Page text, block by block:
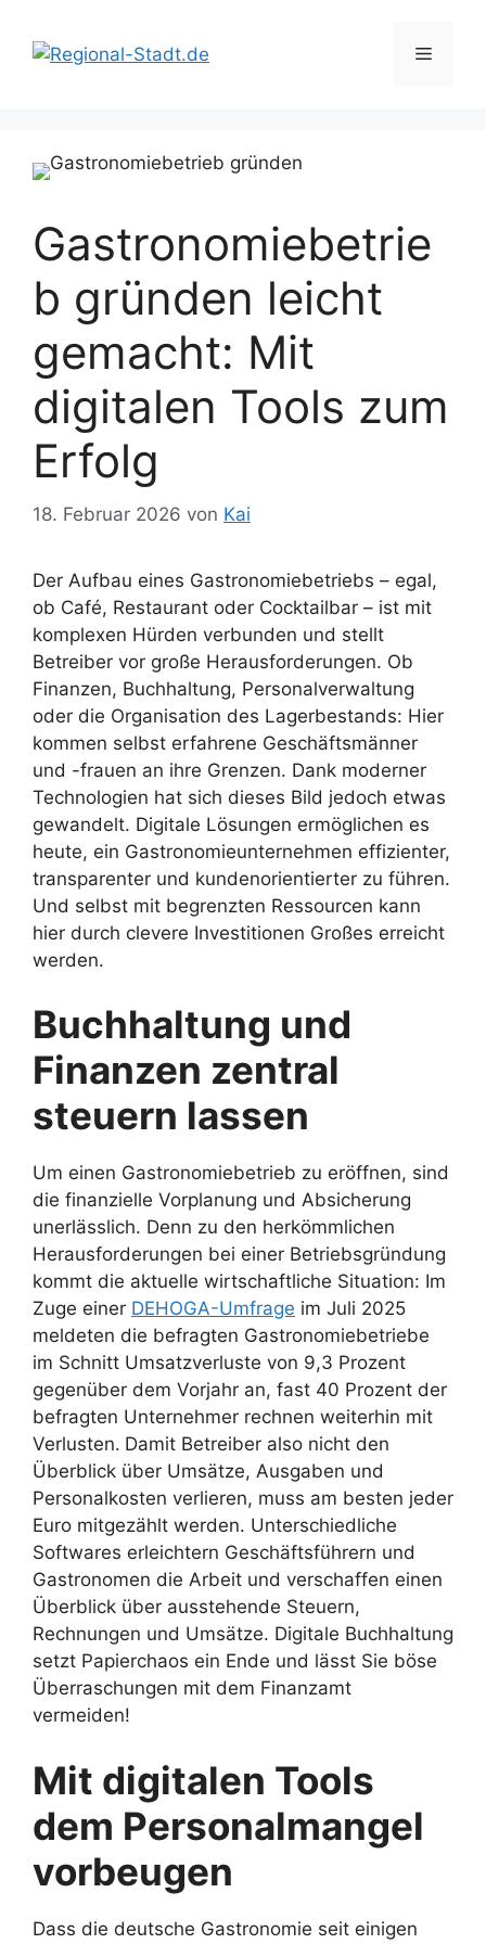
Inhalt
springen
Menü
Gastronomiebetrie
b gründen leicht
gemacht: Mit
digitalen Tools zum
Erfolg
18. Februar 2026 von Kai
Der Aufbau eines Gastronomiebetriebs – egal,
ob Café, Restaurant oder Cocktailbar – ist mit
komplexen Hürden verbunden und stellt
Betreiber vor große Herausforderungen. Ob
Finanzen, Buchhaltung, Personalverwaltung
oder die Organisation des Lagerbestands: Hier
kommen selbst erfahrene Geschäftsmänner
und -frauen an ihre Grenzen. Dank moderner
Technologien hat sich dieses Bild jedoch etwas
gewandelt. Digitale Lösungen ermöglichen es
heute, ein Gastronomieunternehmen effizienter,
transparenter und kundenorientierter zu führen.
Und selbst mit begrenzten Ressourcen kann
hier durch clevere Investitionen Großes erreicht
werden.
Buchhaltung und
Finanzen zentral
steuern lassen
Um einen Gastronomiebetrieb zu eröffnen, sind
die finanzielle Vorplanung und Absicherung
unerlässlich. Denn zu den herkömmlichen
Herausforderungen bei einer Betriebsgründung
kommt die aktuelle wirtschaftliche Situation: Im
Zuge einer DEHOGA-Umfrage im Juli 2025
meldeten die befragten Gastronomiebetriebe
im Schnitt Umsatzverluste von 9,3 Prozent
gegenüber dem Vorjahr an, fast 40 Prozent der
befragten Unternehmer rechnen weiterhin mit
Verlusten. Damit Betreiber also nicht den
Überblick über Umsätze, Ausgaben und
Personalkosten verlieren, muss am besten jeder
Euro mitgezählt werden. Unterschiedliche
Softwares erleichtern Geschäftsführern und
Gastronomen die Arbeit und verschaffen einen
Überblick über ausstehende Steuern,
Rechnungen und Umsätze. Digitale Buchhaltung
setzt Papierchaos ein Ende und lässt Sie böse
Überraschungen mit dem Finanzamt
vermeiden!
Mit digitalen Tools
dem Personalmangel
vorbeugen
Dass die deutsche Gastronomie seit einigen